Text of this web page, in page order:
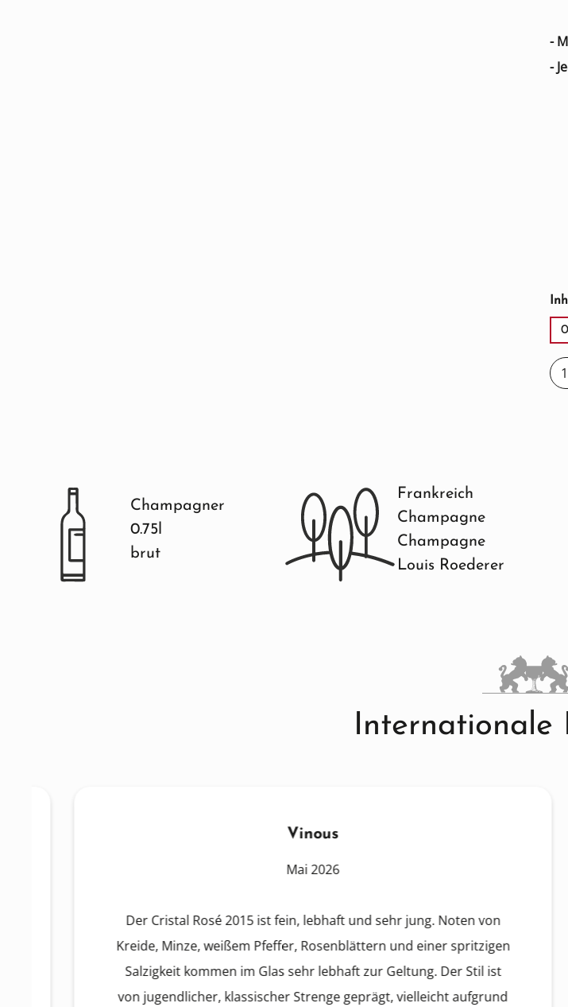
-
-
Champagner
0.75l
brut
Frankreich
Champagne
Champagne
Louis Roederer
Internationale
Vinous
Mai 2026
Der Cristal Rosé 2015 ist fein, lebhaft und sehr jung. Noten von
Kreide, Minze, weißem Pfeffer, Rosenblättern und einer spritzigen
Salzigkeit kommen im Glas sehr lebhaft zur Geltung. Der Stil ist
von jugendlicher, klassischer Strenge geprägt, vielleicht aufgrund